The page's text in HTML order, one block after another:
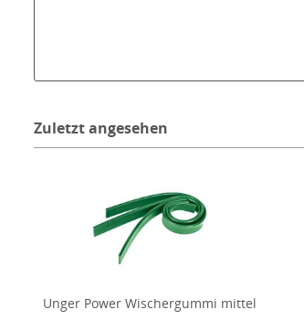
Zuletzt angesehen
Unger Power Wischergummi mittel